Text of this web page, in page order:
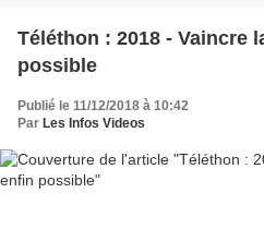
Téléthon : 2018 - Vaincre
possible
Publié le 11/12/2018 à 10:42
Par Les Infos Videos